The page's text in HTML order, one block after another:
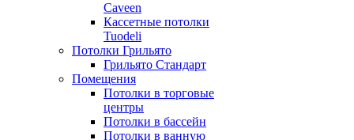
Caveen
Кассетные потолки
Tuodeli
Потолки Грильято
Грильято Стандарт
Помещения
Потолки в торговые
центры
Потолки в бассейн
Потолки в ванную